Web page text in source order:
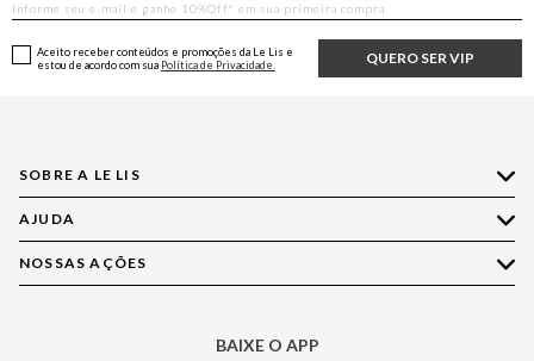
QUERO SER VIP
Aceito receber conteúdos e promoções da Le Lis e
estou de acordo com sua Política de Privacidade.
SOBRE A LE LIS
Quem Somos
Nossas Lojas
Política de Privacidade
AJUDA
Compre pelo WhatsApp
Central de Relacionamento
NOSSAS AÇÕES
BAIXE O APP